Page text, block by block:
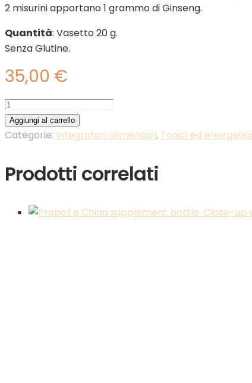
2 misurini apportano 1 grammo di Ginseng.
Quantità: Vasetto 20 g.
Senza Glutine.
35,00 €
Puro
Ginseng
Coreano
molle-
HWA
oro-
Aggiungi al carrello
Categorie: Integratori alimentari, Tonici ed energetici
Prodotti correlati